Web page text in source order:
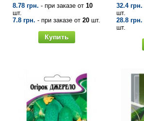
8.78 грн. - при заказе от 10
шт.
7.8 грн. - при заказе от 20 шт.
Купить
32.4 грн.
шт.
28.8 грн.
шт.